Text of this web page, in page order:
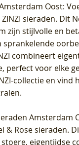
Oost:
sieraden. Dit
zijn stijlvolle en
sprankelende
combineert
perfect voor elke
collectie en vind
Amsterdam
& Rose sieraden.
eigentijdse